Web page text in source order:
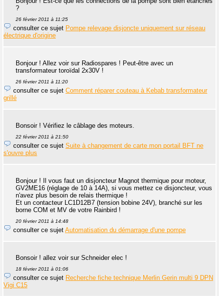
?
26 février 2011 à 11:25
consulter ce sujet Pompe relevage disjoncte uniquement sur réseau
électrique d'origine
Bonjour ! Allez voir sur Radiospares ! Peut-être avec un
transformateur toroïdal 2x30V !
26 février 2011 à 11:20
consulter ce sujet Comment réparer couteau à Kebab transformateur
grillé
Bonsoir ! Vérifiez le câblage des moteurs.
22 février 2011 à 21:50
consulter ce sujet Suite à changement de carte mon portail BFT ne
s'ouvre plus
Bonjour ! Il vous faut un disjoncteur Magnot thermique pour moteur,
GV2ME16 (réglage de 10 à 14A), si vous mettez ce disjoncteur, vous
n'avez plus besoin de relais thermique !
Et un contacteur LC1D12B7 (tension bobine 24V), branché sur les
borne COM et MV de votre Rainbird !
20 février 2011 à 14:48
consulter ce sujet Automatisation du démarrage d'une pompe
Bonsoir ! allez voir sur Schneider elec !
18 février 2011 à 01:06
consulter ce sujet Recherche fiche technique Merlin Gerin multi 9 DPN
Vigi C15